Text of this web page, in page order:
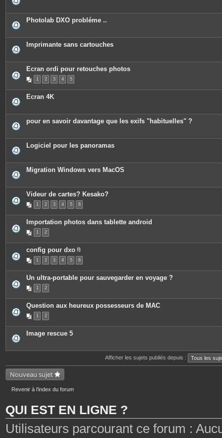
o
e
Photolab DXO probléme ..
Imprimante sans cartouches
Ecran ordi pour retouches photos
1 2 3 4 5
Ecran 4K
pour en savoir davantage que les exifs "habituelles" ?
Logiciel pour les panoramas
Migration Windows vers MacOS
Videur de cartes? Kesako?
1 2 3 4 5 6
Importation photos dans tablette android
1 2
config pour dxo
P
i
c
e
n
s
1 2 3 4 5 6
Un ultra-portable pour sauvegarder en voyage ?
1 2
Question aux heureux possesseurs de MAC
1 2
Image rescue 5
Afficher les sujets publiés depuis :
Nouveau sujet
Revenir à l’index du forum
QUI EST EN LIGNE ?
Utilisateurs parcourant ce forum :